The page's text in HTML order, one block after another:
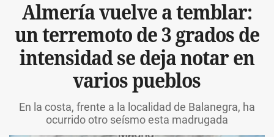
Almería vuelve a temblar:
un terremoto de 3 grados de
intensidad se deja notar en
varios pueblos
En la costa, frente a la localidad de Balanegra, ha
ocurrido otro seísmo esta madrugada